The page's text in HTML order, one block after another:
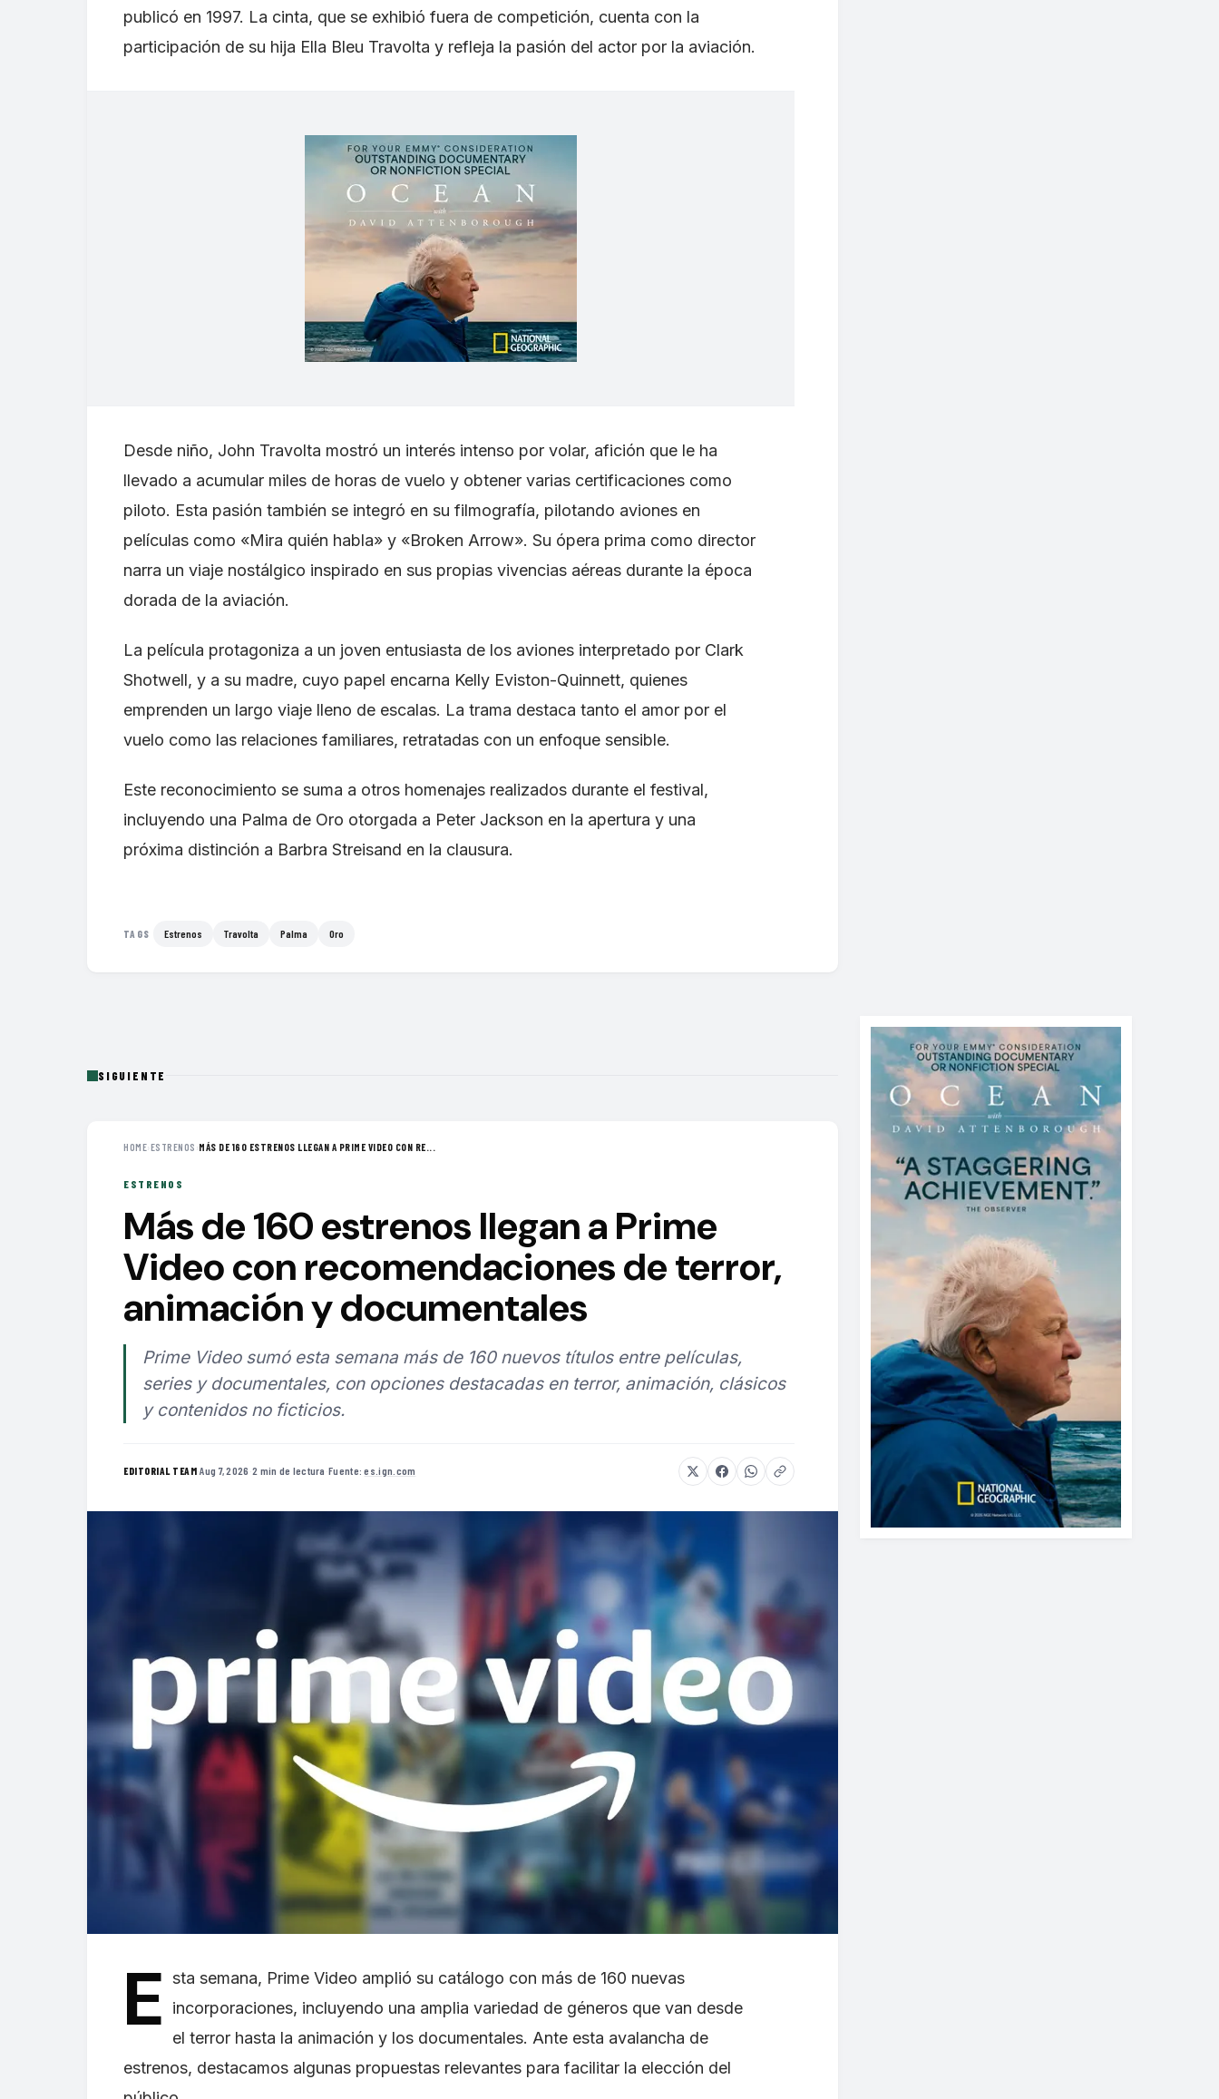
publicó en 1997. La cinta, que se exhibió fuera de competición, cuenta con la
participación de su hija Ella Bleu Travolta y refleja la pasión del actor por la aviación.
Desde niño, John Travolta mostró un interés intenso por volar, afición que le ha
llevado a acumular miles de horas de vuelo y obtener varias certificaciones como
piloto. Esta pasión también se integró en su filmografía, pilotando aviones en
películas como «Mira quién habla» y «Broken Arrow». Su ópera prima como director
narra un viaje nostálgico inspirado en sus propias vivencias aéreas durante la época
dorada de la aviación.
La película protagoniza a un joven entusiasta de los aviones interpretado por Clark
Shotwell, y a su madre, cuyo papel encarna Kelly Eviston-Quinnett, quienes
emprenden un largo viaje lleno de escalas. La trama destaca tanto el amor por el
vuelo como las relaciones familiares, retratadas con un enfoque sensible.
Este reconocimiento se suma a otros homenajes realizados durante el festival,
incluyendo una Palma de Oro otorgada a Peter Jackson en la apertura y una
próxima distinción a Barbra Streisand en la clausura.
TAGS Estrenos Travolta Palma Oro
SIGUIENTE
HOME›ESTRENOS ›MÁS DE 160 ESTRENOS LLEGAN A PRIME VIDEO CON RE...
ESTRENOS
Más de 160 estrenos llegan a Prime
Video con recomendaciones de terror,
animación y documentales
Prime Video sumó esta semana más de 160 nuevos títulos entre películas,
series y documentales, con opciones destacadas en terror, animación, clásicos
y contenidos no ficticios.
EDITORIAL TEAM·Aug 7, 2026 ·2 min de lectura ·Fuente:es.ign.com
E sta semana, Prime Video amplió su catálogo con más de 160 nuevas
incorporaciones, incluyendo una amplia variedad de géneros que van desde
el terror hasta la animación y los documentales. Ante esta avalancha de
estrenos, destacamos algunas propuestas relevantes para facilitar la elección del